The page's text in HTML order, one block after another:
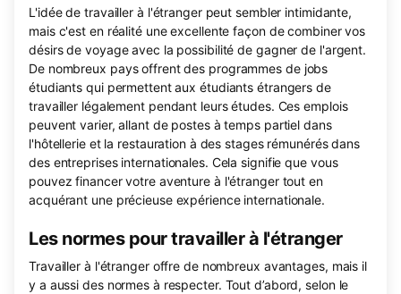
L'idée de travailler à l'étranger peut sembler intimidante,
mais c'est en réalité une excellente façon de combiner vos
désirs de voyage avec la possibilité de gagner de l'argent.
De nombreux pays offrent des programmes de jobs
étudiants qui permettent aux étudiants étrangers de
travailler légalement pendant leurs études. Ces emplois
peuvent varier, allant de postes à temps partiel dans
l'hôtellerie et la restauration à des stages rémunérés dans
des entreprises internationales. Cela signifie que vous
pouvez financer votre aventure à l'étranger tout en
acquérant une précieuse expérience internationale.
Les normes pour travailler à l'étranger
Travailler à l'étranger offre de nombreux avantages, mais il
y a aussi des normes à respecter. Tout d’abord, selon le